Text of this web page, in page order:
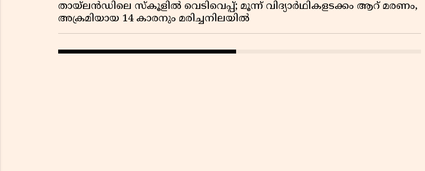
തായ്‌ലൻഡിലെ സ്‌കൂളിൽ വെടിവെപ്പ്; മൂന്ന് വിദ്യാർഥികളടക്കം ആറ് മരണം,
അക്രമിയായ 14 കാരനും മരിച്ചനിലയിൽ